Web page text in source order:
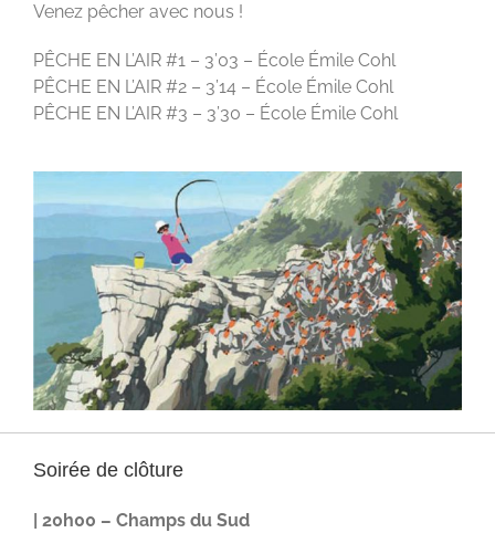
Venez pêcher avec nous !
PÊCHE EN L’AIR #1 – 3’03 – École Émile Cohl
PÊCHE EN L’AIR #2 – 3’14 – École Émile Cohl
PÊCHE EN L’AIR #3 – 3’30 – École Émile Cohl
Soirée de clôture
| 20h00 – Champs du Sud